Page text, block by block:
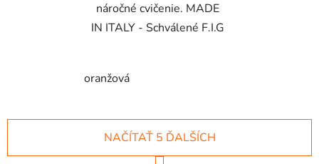
náročné cvičenie. MADE
IN ITALY - Schválené F.I.G
oranžová
NAČÍTAŤ 5 ĎALŠÍCH